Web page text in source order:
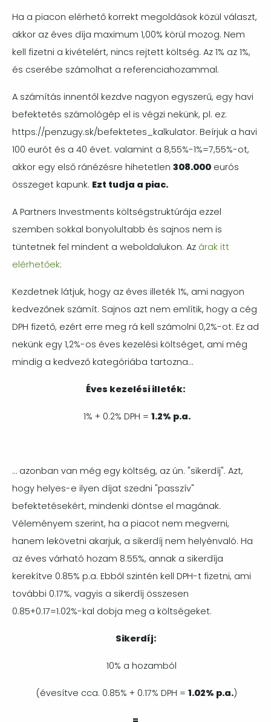
Ha a piacon elérhető korrekt megoldások közül választ,
akkor az éves díja maximum 1,00% körül mozog. Nem
kell fizetni a kivételért, nincs rejtett költség. Az 1% az 1%,
és cserébe számolhat a referenciahozammal.
A számítás innentől kezdve nagyon egyszerű, egy havi
befektetés számológép el is végzi nekünk, pl. ez:
https://penzugy.sk/befektetes_kalkulator. Beírjuk a havi
100 eurót és a 40 évet. valamint a 8,55%-1%=7,55%-ot,
akkor egy első ránézésre hihetetlen 308.000 eurós
összeget kapunk. Ezt tudja a piac.
A Partners Investments költségstruktúrája ezzel
szemben sokkal bonyolultabb és sajnos nem is
tüntetnek fel mindent a weboldalukon. Az árak itt
elérhetőek:
Kezdetnek látjuk, hogy az éves illeték 1%, ami nagyon
kedvezőnek számít. Sajnos azt nem említik, hogy a cég
DPH fizető, ezért erre meg rá kell számolni 0,2%-ot. Ez ad
nekünk egy 1,2%-os éves kezelési költséget, ami még
mindig a kedvező kategóriába tartozna…
Éves kezelési illeték:
1% + 0.2% DPH = 1.2% p.a.
… azonban van még egy költség, az ún. "sikerdíj". Azt,
hogy helyes-e ilyen díjat szedni "passzív"
befektetésekért, mindenki döntse el magának.
Véleményem szerint, ha a piacot nem megverni,
hanem lekövetni akarjuk, a sikerdíj nem helyénvaló. Ha
az éves várható hozam 8.55%, annak a sikerdíja
kerekítve 0.85% p.a. Ebből szintén kell DPH-t fizetni, ami
további 0.17%, vagyis a sikerdíj összesen
0.85+0.17=1.02%-kal dobja meg a költségeket.
Sikerdíj:
10% a hozamból
(évesítve cca. 0.85% + 0.17% DPH = 1.02% p.a.)